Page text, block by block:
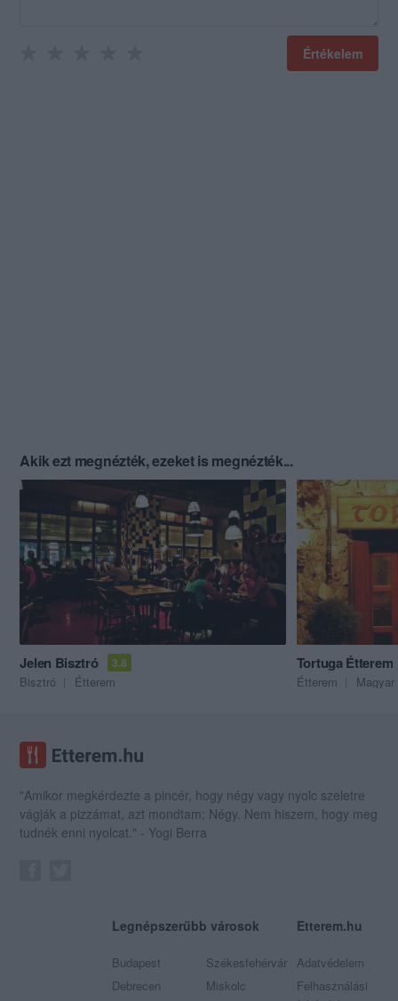
Értékelem
Akik ezt megnézték, ezeket is megnézték...
Jelen Bisztró 3.8
Bisztró Étterem
Tortuga Étterem
Étterem
"Amikor megkérdezte a pincér, hogy négy vagy nyolc szeletre
vágják a pizzámat, azt mondtam; Négy. Nem hiszem, hogy meg
tudnék enni nyolcat." - Yogi Berra
Legnépszerűbb városok
Budapest
Debrecen
Székesfehérvár
Miskolc
Etterem.hu
Adatvédelem
Felhasználási